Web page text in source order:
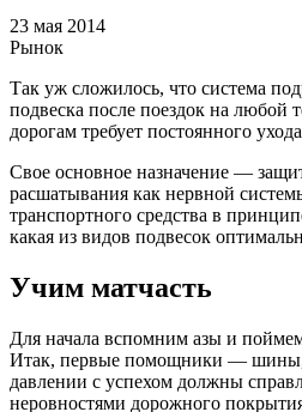
23 мая 2014
Рынок
Так уж сложилось, что система
подвеска после поездок на любой
дорогам требует постоянного
Свое основное назначение —
расшатывания как нервной
транспортного средства в
какая из видов подвесок
Учим матчасть
Для начала вспомним азы и
Итак, первые помощники —
давлении с успехом должны
неровностями дорожного